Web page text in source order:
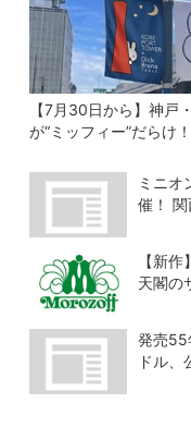
【7月30日から】神戸
が“ミッフィー”だらけ
施設でパン、スイーツ
トマーケットも
ミニオ
催！
【新
天閣の
発売55
ドル